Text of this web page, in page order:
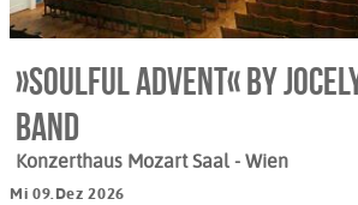
»Soulful Advent« by
Band
Konzerthaus Mozart Saal - Wien
Mi 09.Dez 2026